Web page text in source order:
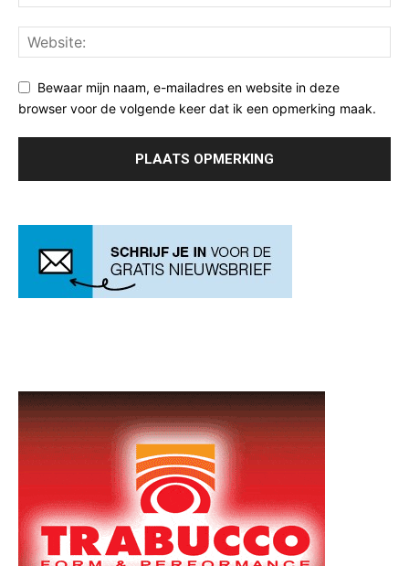
Bewaar mijn naam, e-mailadres en website in deze
browser voor de volgende keer dat ik een opmerking maak.